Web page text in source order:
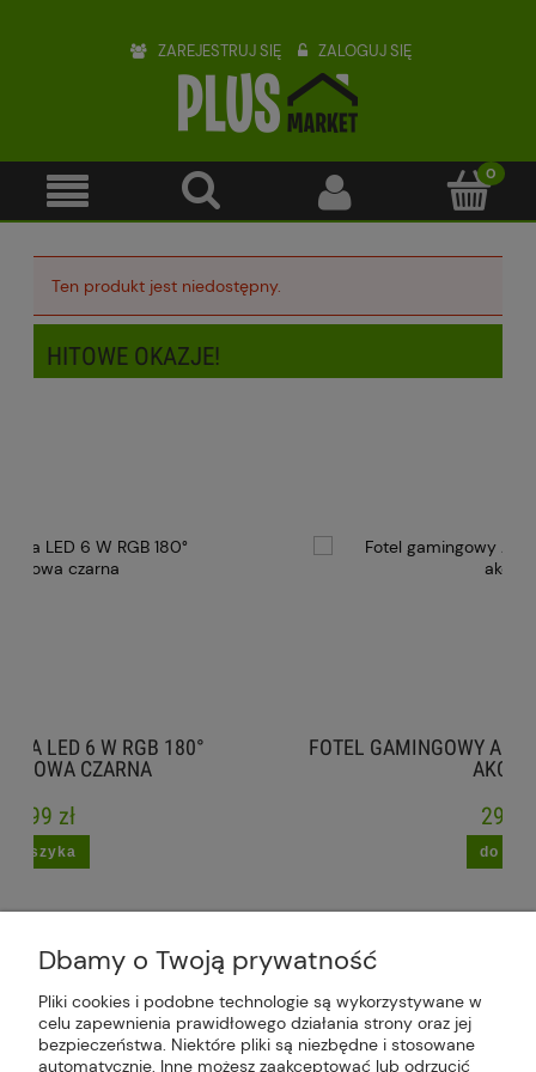
ZAREJESTRUJ SIĘ ZALOGUJ SIĘ
Ten produkt jest niedostępny.
HITOWE OKAZJE!
FOTEL GAMINGOWY ARAGON CZARNY Z
Plus Market Sp. z o.o. | Zakręcie 2K, 22-300
Krasnystaw, woj. lubelskie | sklep@plus-market.pl
Dbamy o Twoją prywatność
Pliki cookies i podobne technologie są wykorzystywane w
celu zapewnienia prawidłowego działania strony oraz jej
bezpieczeństwa. Niektóre pliki są niezbędne i stosowane
automatycznie. Inne możesz zaakceptować lub odrzucić